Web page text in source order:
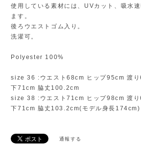
使用している素材には、UVカット、吸水
ます。
後ろウエストゴム入り。
洗濯可。
Polyester 100%
size 36 :ウエスト68cm ヒップ95cm 渡
下71cm 脇丈100.2cm
size 38 :ウエスト71cm ヒップ98cm 渡
下71cm 脇丈103.2cm(モデル身長174cm)
通報する